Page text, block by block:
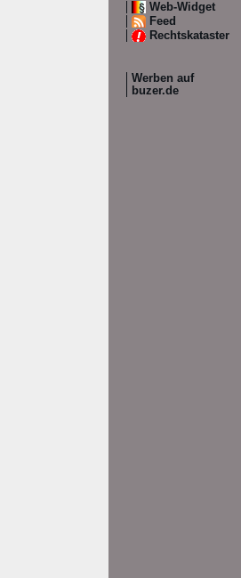
Web-Widget
Feed
Rechtskataster
Werben auf
buzer.de